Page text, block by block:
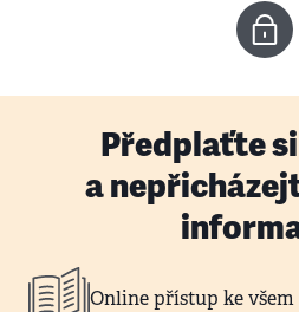
Předplaťte
a
Online přístup ke